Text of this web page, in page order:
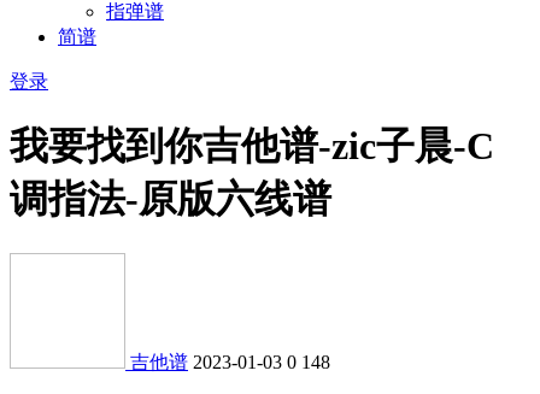
指弹谱
简谱
登录
我要找到你吉他谱-zic子晨-C
调指法-原版六线谱
吉他谱 2023-01-03 0 148